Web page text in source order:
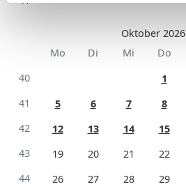
Oktober 2026
Mo
Di Mi Do
40
1
41
5 6 7 8
42
12 13 14 15
43
19 20 21 22
44
26 27 28 29